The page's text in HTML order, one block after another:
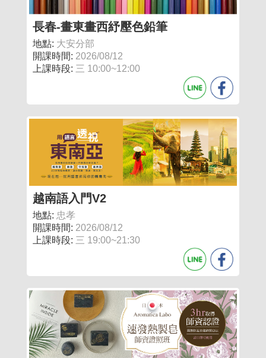
長春-畫東畫西紓壓色鉛筆
地點: 大安分部
開課時間: 2026/08/12
上課時段: 三 10:00~12:00
越南語入門V2
地點: 忠孝
開課時間: 2026/08/12
上課時段: 三 19:00~21:30